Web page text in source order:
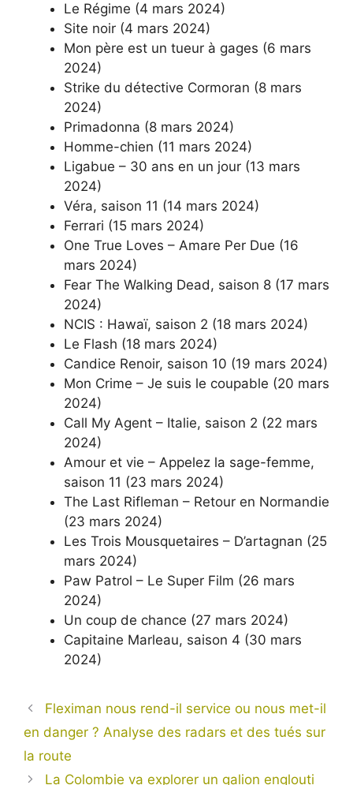
Le Régime (4 mars 2024)
Site noir (4 mars 2024)
Mon père est un tueur à gages (6 mars
2024)
Strike du détective Cormoran (8 mars
2024)
Primadonna (8 mars 2024)
Homme-chien (11 mars 2024)
Ligabue – 30 ans en un jour (13 mars
2024)
Véra, saison 11 (14 mars 2024)
Ferrari (15 mars 2024)
One True Loves – Amare Per Due (16
mars 2024)
Fear The Walking Dead, saison 8 (17 mars
2024)
NCIS : Hawaï, saison 2 (18 mars 2024)
Le Flash (18 mars 2024)
Candice Renoir, saison 10 (19 mars 2024)
Mon Crime – Je suis le coupable (20 mars
2024)
Call My Agent – ​​Italie, saison 2 (22 mars
2024)
Amour et vie – Appelez la sage-femme,
saison 11 (23 mars 2024)
The Last Rifleman – Retour en Normandie
(23 mars 2024)
Les Trois Mousquetaires – D’artagnan (25
mars 2024)
Paw Patrol – Le Super Film (26 mars
2024)
Un coup de chance (27 mars 2024)
Capitaine Marleau, saison 4 (30 mars
2024)
Fleximan nous rend-il service ou nous met-il
en danger ? Analyse des radars et des tués sur
la route
La Colombie va explorer un galion englouti